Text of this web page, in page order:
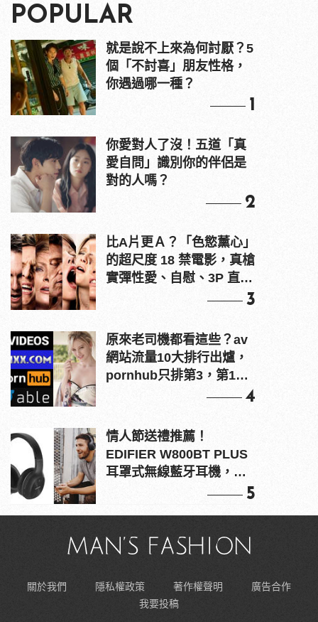
POPULAR
就是說不上來為何討厭？5
個「不討喜」朋友性格，
你遇過哪一種？
1
你愛對人了沒！五道「真
愛自問」識別你的伴侶是
對的人嗎？
2
比A片更Ａ？「色慾薰心」
的超尺度 18 禁電影，真槍
實彈性愛、自慰、3P 直接
3
原來老司機都看這些？av
網站流量10大排行出爐，
pornhub只排第3，第1名
4
情人節送禮推薦！
EDIFIER W800BT PLUS
耳罩式無線藍牙耳機，在
5
關於我們 隱私權政策 著作權聲明
廣告合作
我要投稿